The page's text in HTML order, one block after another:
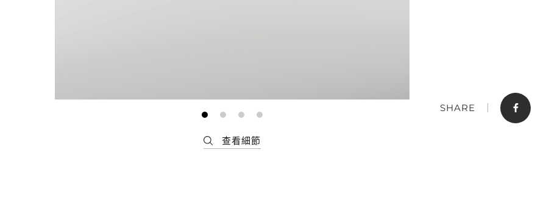
SHARE